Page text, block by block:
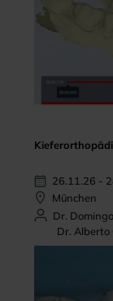
26.11.26 -
München
Dr.
Dr.